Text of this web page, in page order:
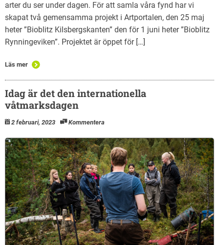
arter du ser under dagen. För att samla våra fynd har vi
skapat två gemensamma projekt i Artportalen, den 25 maj
heter ”Bioblitz Kilsbergskanten” den för 1 juni heter ”Bioblitz
Rynningeviken”. Projektet är öppet för […]
Läs mer
Idag är det den internationella
våtmarksdagen
2 februari, 2023 Kommentera